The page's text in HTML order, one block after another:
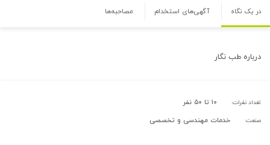
در یک نگاه آگهی‌های استخدام مصاحبه‌ها
درباره طب نگار
تعداد نفرات: ۱۰ تا ۵۰ نفر
صنعت: خدمات مهندسی و تخصصی